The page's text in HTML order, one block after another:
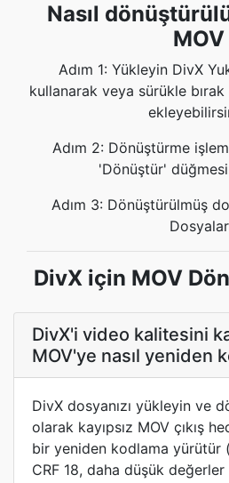
Nasıl
MOV
Adım 1: Yükleyin DivX
kullanarak veya sürükle
Adım 2: Dönüştürme
'Dönüştür'
Adım 3: Dönüştürülmüş
Dosyalar
DivX için MOV
DivX'i video kalitesini
MOV'ye nasıl yeniden
DivX dosyanızı yükleyin ve
olarak kayıpsız MOV çıkış
bir yeniden kodlama yürütür
CRF 18, daha düşük